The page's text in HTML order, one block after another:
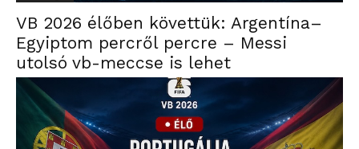
VB 2026 élőben követtük: Argentína–
Egyiptom percről percre – Messi
utolsó vb-meccse is lehet